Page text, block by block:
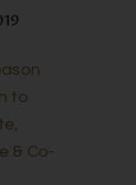
to
& Co-